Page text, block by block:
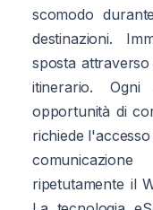
scomodo
destinazioni.
sposta
itinerario.
opportunità di
richiede
ripetutamente il